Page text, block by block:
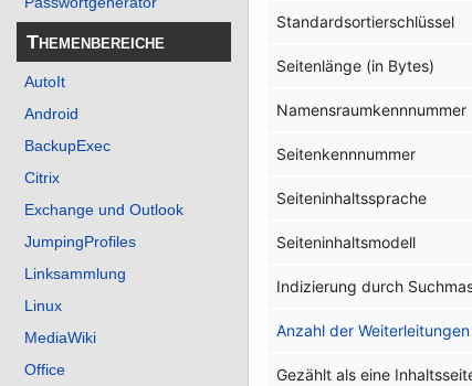
Themenbereiche
AutoIt
Android
BackupExec
Citrix
Exchange und Outlook
JumpingProfiles
Linksammlung
Linux
MediaWiki
Office
Standardsortierschlüssel
Seitenlänge (in Bytes)
Namensraumkennnummer
Seitenkennnummer
Seiteninhaltssprache
Seiteninhaltsmodell
Indizierung durch
Anzahl der
Gezählt als eine